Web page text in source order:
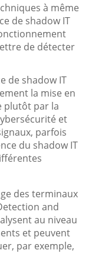
à même
de shadow IT
de détecter
de shadow IT
la mise en
plutôt par la
et
parfois
du shadow IT
des terminaux
and
au niveau
et peuvent
par exemple,